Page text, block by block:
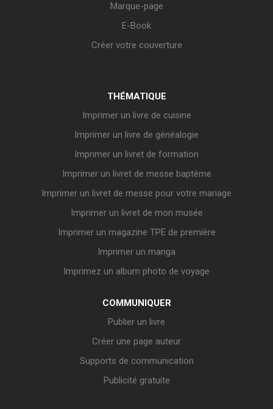
Marque-page
E-Book
Créer votre couverture
THÉMATIQUE
Imprimer un livre de cuisine
Imprimer un livre de généalogie
Imprimer un livret de formation
Imprimer un livret de messe baptême
Imprimer un livret de messe pour votre mariage
Imprimer un livret de mon musée
Imprimer un magazine TPE de première
Imprimer un manga
Imprimez un album photo de voyage
COMMUNIQUER
Publier un livre
Créer une page auteur
Supports de communication
Publicité gratuite